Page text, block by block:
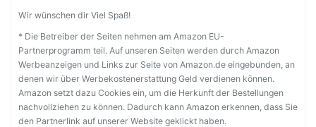
Wir wünschen dir Viel Spaß!
* Die Betreiber der Seiten nehmen am Amazon EU-
Partnerprogramm teil. Auf unseren Seiten werden durch Amazon
Werbeanzeigen und Links zur Seite von Amazon.de eingebunden, an
denen wir über Werbekostenerstattung Geld verdienen können.
Amazon setzt dazu Cookies ein, um die Herkunft der Bestellungen
nachvollziehen zu können. Dadurch kann Amazon erkennen, dass Sie
den Partnerlink auf unserer Website geklickt haben.